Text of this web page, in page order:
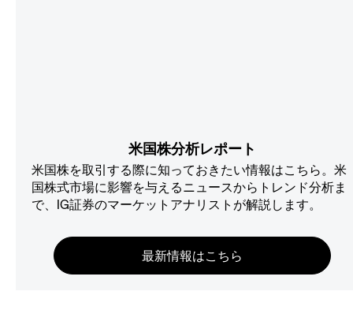
米国株分析レポート
米国株を取引する際に知っておきたい情報はこちら。米
国株式市場に影響を与えるニュースからトレンド分析ま
で、IG証券のマーケットアナリストが解説します。